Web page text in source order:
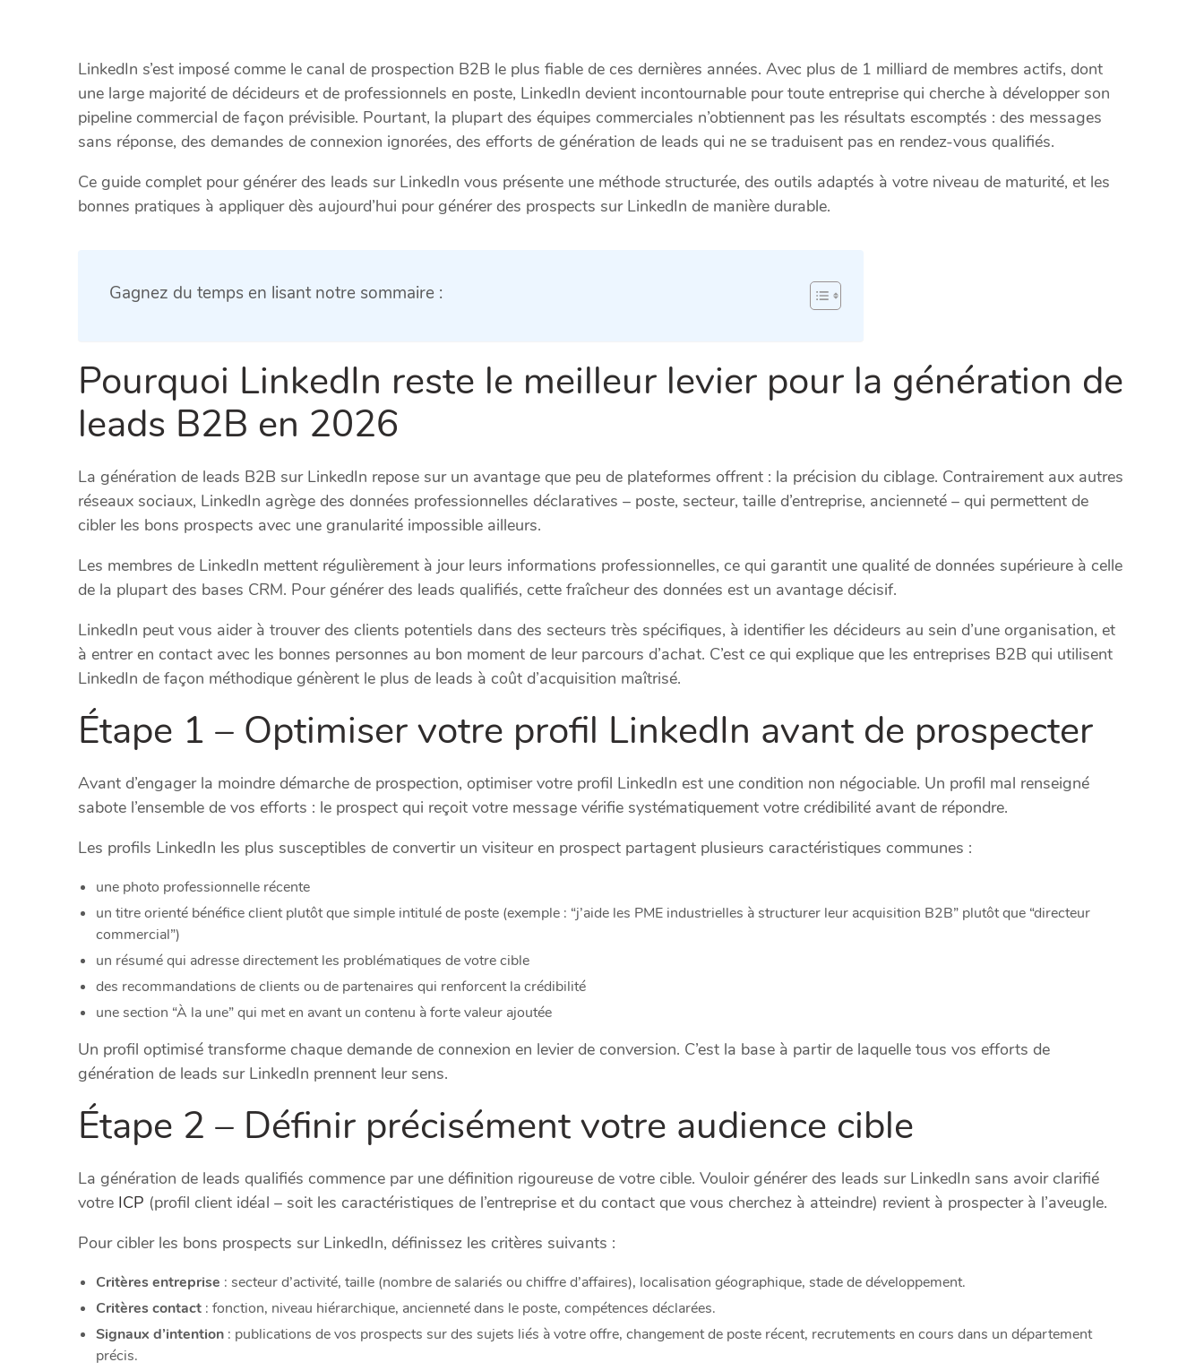
LinkedIn s’est imposé comme le canal de prospection B2B le plus fiable de ces dernières années. Avec plus de 1 milliard de membres actifs, dont
une large majorité de décideurs et de professionnels en poste, LinkedIn devient incontournable pour toute entreprise qui cherche à développer son
pipeline commercial de façon prévisible. Pourtant, la plupart des équipes commerciales n’obtiennent pas les résultats escomptés : des messages
sans réponse, des demandes de connexion ignorées, des efforts de génération de leads qui ne se traduisent pas en rendez-vous qualifiés.
Ce guide complet pour générer des leads sur LinkedIn vous présente une méthode structurée, des outils adaptés à votre niveau de maturité, et les
bonnes pratiques à appliquer dès aujourd’hui pour générer des prospects sur LinkedIn de manière durable.
Gagnez du temps en lisant notre sommaire :
Pourquoi LinkedIn reste le meilleur levier pour la génération de
leads B2B en 2026
La génération de leads B2B sur LinkedIn repose sur un avantage que peu de plateformes offrent : la précision du ciblage. Contrairement aux autres
réseaux sociaux, LinkedIn agrège des données professionnelles déclaratives – poste, secteur, taille d’entreprise, ancienneté – qui permettent de
cibler les bons prospects avec une granularité impossible ailleurs.
Les membres de LinkedIn mettent régulièrement à jour leurs informations professionnelles, ce qui garantit une qualité de données supérieure à celle
de la plupart des bases CRM. Pour générer des leads qualifiés, cette fraîcheur des données est un avantage décisif.
LinkedIn peut vous aider à trouver des clients potentiels dans des secteurs très spécifiques, à identifier les décideurs au sein d’une organisation, et
à entrer en contact avec les bonnes personnes au bon moment de leur parcours d’achat. C’est ce qui explique que les entreprises B2B qui utilisent
LinkedIn de façon méthodique génèrent le plus de leads à coût d’acquisition maîtrisé.
Étape 1 – Optimiser votre profil LinkedIn avant de prospecter
Avant d’engager la moindre démarche de prospection, optimiser votre profil LinkedIn est une condition non négociable. Un profil mal renseigné
sabote l’ensemble de vos efforts : le prospect qui reçoit votre message vérifie systématiquement votre crédibilité avant de répondre.
Les profils LinkedIn les plus susceptibles de convertir un visiteur en prospect partagent plusieurs caractéristiques communes :
une photo professionnelle récente
un titre orienté bénéfice client plutôt que simple intitulé de poste (exemple : “j’aide les PME industrielles à structurer leur acquisition B2B” plutôt que “directeur
commercial”)
un résumé qui adresse directement les problématiques de votre cible
des recommandations de clients ou de partenaires qui renforcent la crédibilité
une section “À la une” qui met en avant un contenu à forte valeur ajoutée
Un profil optimisé transforme chaque demande de connexion en levier de conversion. C’est la base à partir de laquelle tous vos efforts de
génération de leads sur LinkedIn prennent leur sens.
Étape 2 – Définir précisément votre audience cible
La génération de leads qualifiés commence par une définition rigoureuse de votre cible. Vouloir générer des leads sur LinkedIn sans avoir clarifié
votre ICP (profil client idéal – soit les caractéristiques de l’entreprise et du contact que vous cherchez à atteindre) revient à prospecter à l’aveugle.
Pour cibler les bons prospects sur LinkedIn, définissez les critères suivants :
Critères entreprise : secteur d’activité, taille (nombre de salariés ou chiffre d’affaires), localisation géographique, stade de développement.
Critères contact : fonction, niveau hiérarchique, ancienneté dans le poste, compétences déclarées.
Signaux d’intention : publications de vos prospects sur des sujets liés à votre offre, changement de poste récent, recrutements en cours dans un département
précis.